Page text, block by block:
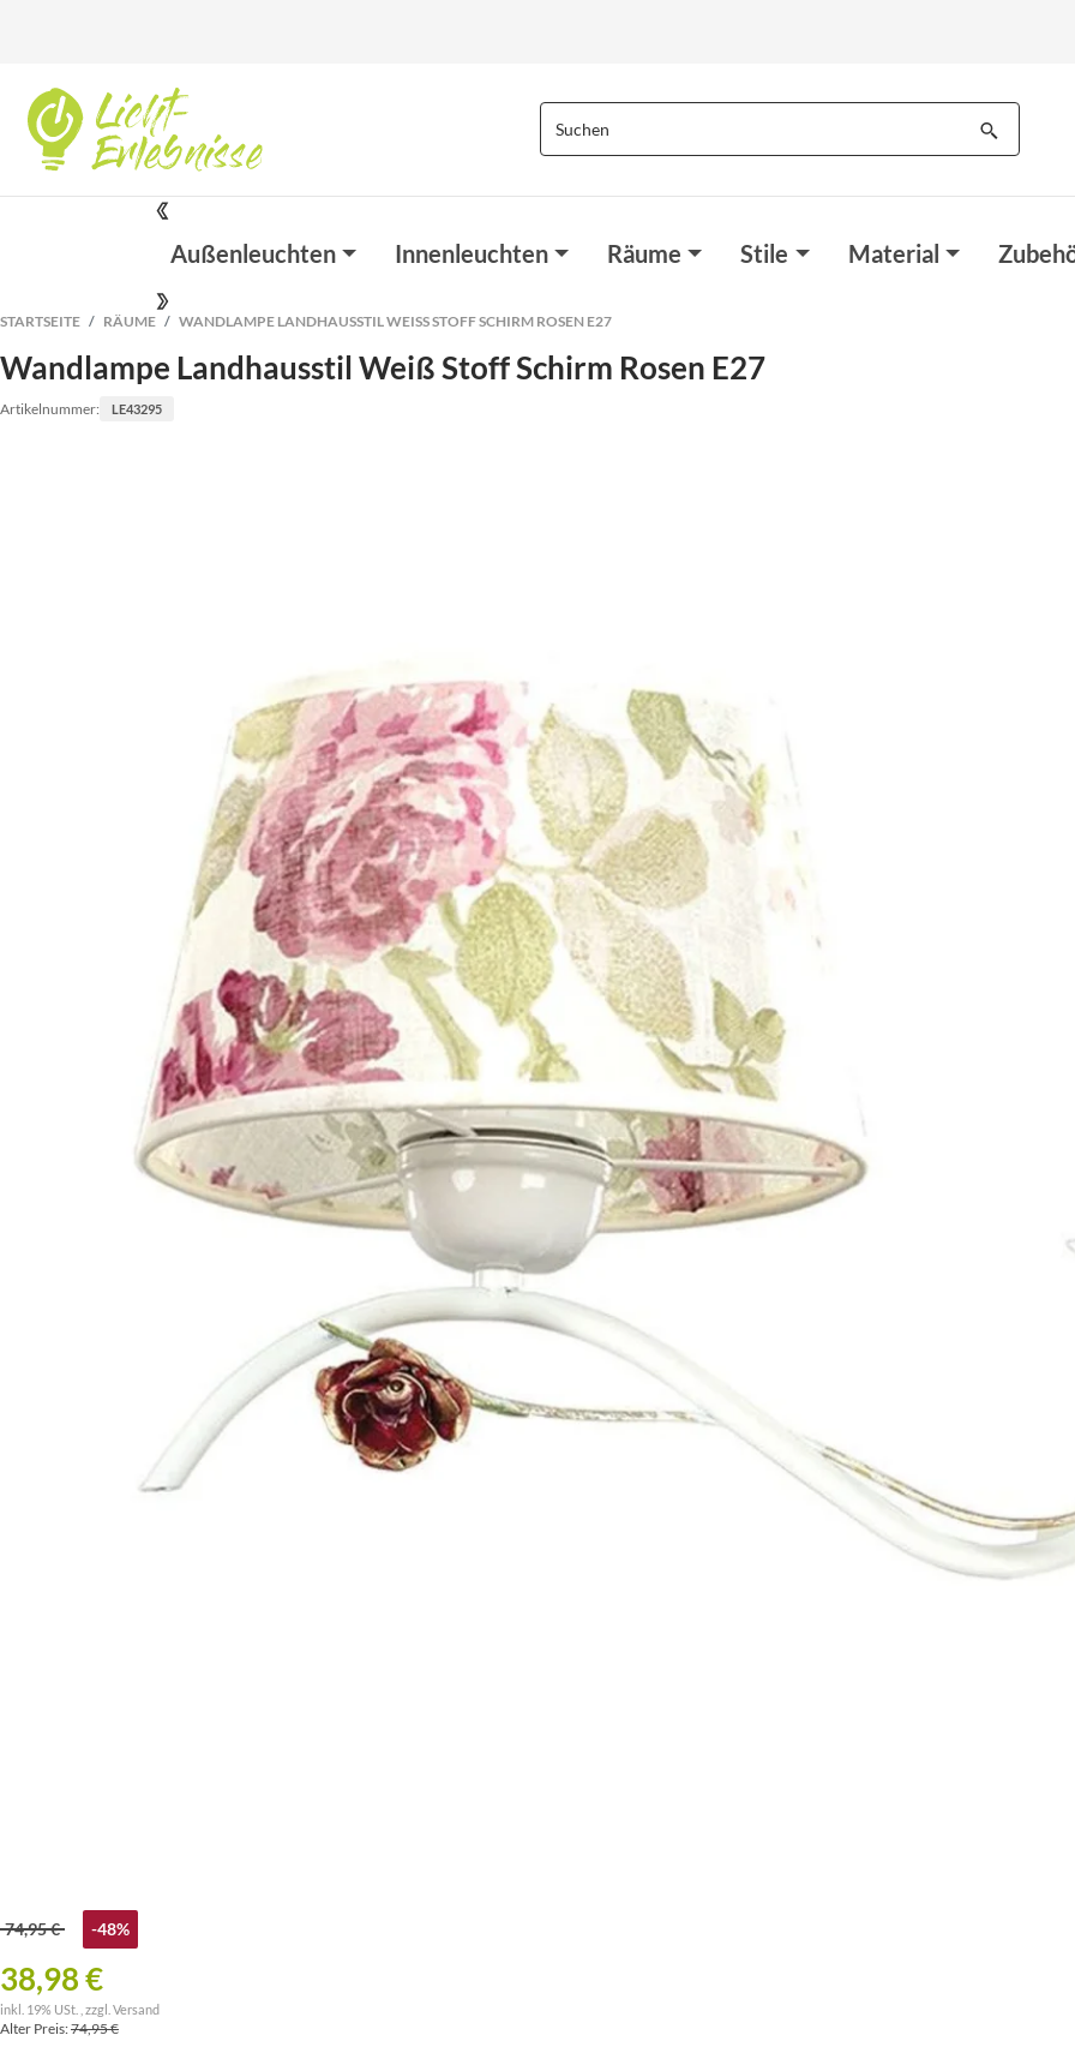
Außenleuchten Innenleuchten Räume Stile Material
STARTSEITE RÄUME WANDLAMPE LANDHAUSSTIL WEISS STOFF SCHIRM ROSEN E27
Wandlampe Landhausstil Weiß Stoff Schirm Rosen E27
Artikelnummer: LE43295
74,95 € -48%
38,98 €
inkl. 19% USt. , zzgl. Versand
Alter Preis:74,95 €